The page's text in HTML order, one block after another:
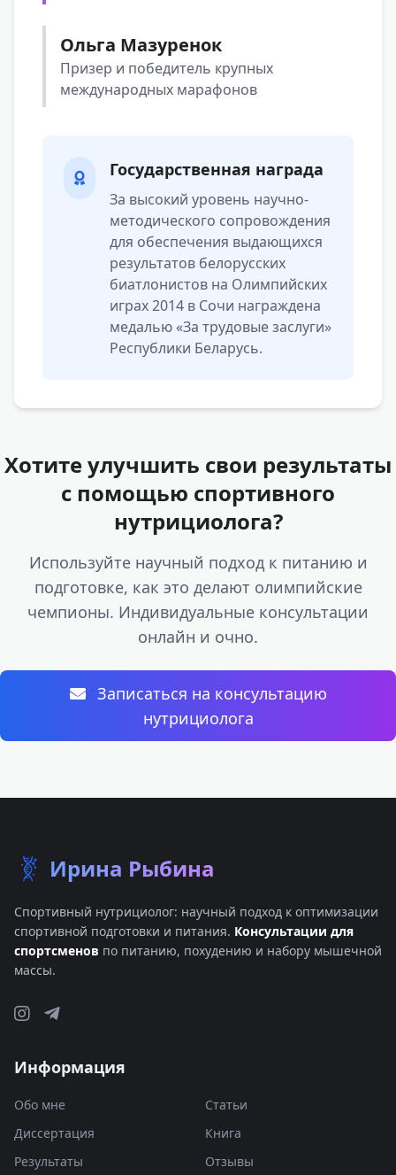
Ольга Мазуренок
Призер и победитель крупных
международных марафонов
Государственная награда
За высокий уровень научно-
методического сопровождения
для обеспечения выдающихся
результатов белорусских
биатлонистов на Олимпийских
играх 2014 в Сочи награждена
медалью «За трудовые заслуги»
Республики Беларусь.
Хотите улучшить свои результаты
с помощью спортивного
нутрициолога?
Используйте научный подход к питанию и
подготовке, как это делают олимпийские
чемпионы. Индивидуальные консультации
онлайн и очно.
Записаться на консультацию
нутрициолога
Ирина Рыбина
Спортивный нутрициолог: научный подход к оптимизации
спортивной подготовки и питания. Консультации для
спортсменов по питанию, похудению и набору мышечной
массы.
Информация
Обо мне
Статьи
Диссертация
Книга
Результаты
Отзывы